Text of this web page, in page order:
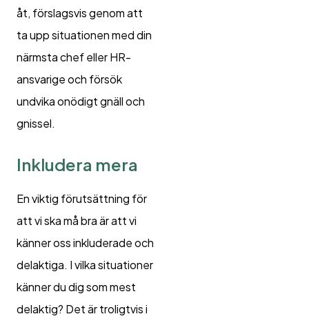
åt, förslagsvis genom att
ta upp situationen med din
närmsta chef eller HR-
ansvarige och försök
undvika onödigt gnäll och
gnissel.
Inkludera mera
En viktig förutsättning för
att vi ska må bra är att vi
känner oss inkluderade och
delaktiga. I vilka situationer
känner du dig som mest
delaktig? Det är troligtvis i